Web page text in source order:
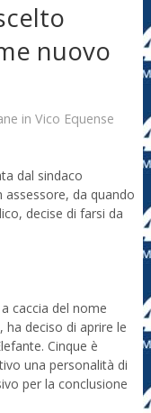
nuovo
in Vico Equense
dal sindaco
assessore, da quando
decise di farsi da
caccia del nome
ha deciso di aprire le
Cinque è
una personalità di
per la conclusione